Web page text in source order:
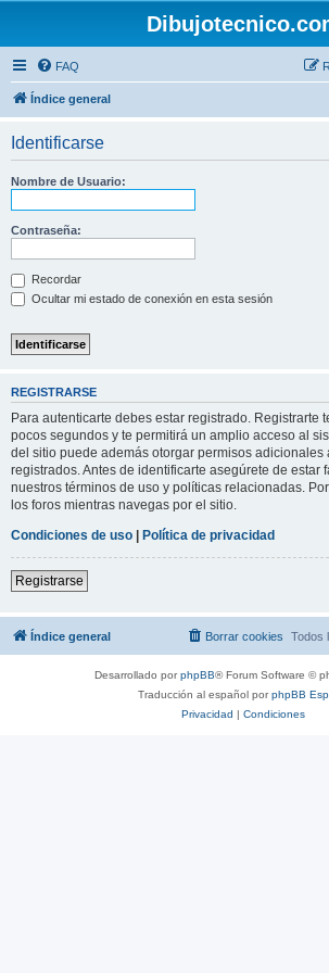
FAQ
Índice general
Identificarse
Nombre de Usuario:
Contraseña:
Recordar
Ocultar mi estado de conexión en esta sesión
REGISTRARSE
Para autenticarte debes estar registrado. Registrarte
pocos segundos y te permitirá un amplio acceso al
del sitio puede además otorgar permisos adicionales
registrados. Antes de identificarte asegúrete de estar
nuestros términos de uso y políticas relacionadas.
los foros mientras navegas por el sitio.
Condiciones de uso | Política de privacidad
Registrarse
Índice general Todos
Borrar cookies
Desarrollado porphpBB® Forum Software ©
Traducción al español porphpBB
Privacidad | Condiciones